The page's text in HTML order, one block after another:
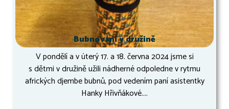
Bubnování v družině
V pondělí a v úterý 17. a 18. června 2024 jsme si
s dětmi v družině užili nádherné odpoledne v rytmu
afrických djembe bubnů, pod vedením paní asistentky
Hanky Hřivňákové....